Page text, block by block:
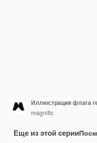
Иллюстрация флага
magnific
Еще из этой серии